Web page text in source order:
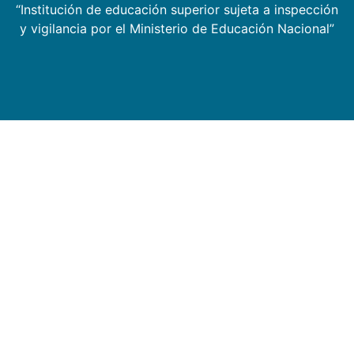
“Institución de educación superior sujeta a inspección
y vigilancia por el Ministerio de Educación Nacional”